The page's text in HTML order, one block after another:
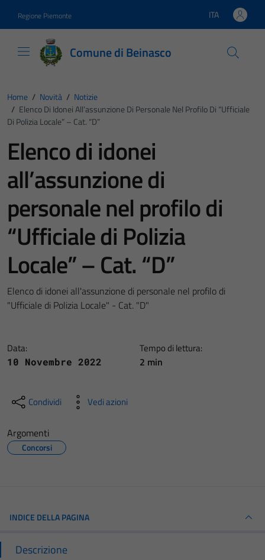
Regione Piemonte Lingua attiva:
ITA
Comune di Beinasco
Home / Novità / Notizie
/ Elenco Di Idonei All’assunzione Di Personale Nel Profilo Di “Ufficiale
Di Polizia Locale” – Cat. “D”
Elenco di idonei
all’assunzione di
personale nel profilo di
“Ufficiale di Polizia
Locale” – Cat. “D”
Elenco di idonei all'assunzione di personale nel profilo di
"Ufficiale di Polizia Locale" - Cat. "D"
Data:
10 Novembre 2022
Tempo di lettura:
2 min
Condividi Vedi azioni
Argomenti
Concorsi
INDICE DELLA PAGINA
Descrizione